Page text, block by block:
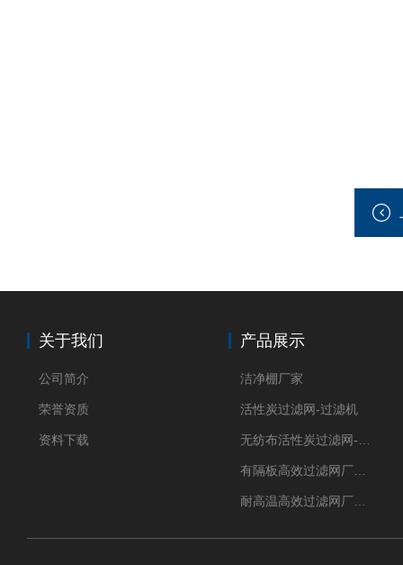
关于我们
公司简介
荣誉资质
资料下载
产品展示
洁净棚厂家
活性炭过滤网-过滤机